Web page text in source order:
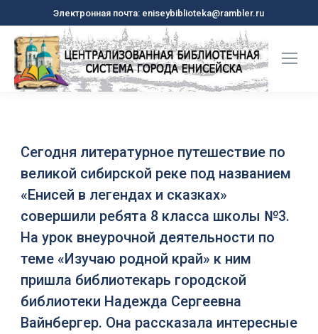
Электронная почта: eniseybiblioteka@rambler.ru
Сегодня литературное путешествие по
великой сибирской реке под названием
«Енисей в легендах и сказках»
совершили ребята 8 класса школы №3.
На урок внеурочной деятельности по
теме «Изучаю родной край» к ним
пришла библиотекарь городской
библиотеки Надежда Сергеевна
Вайнбергер. Она рассказала интересные